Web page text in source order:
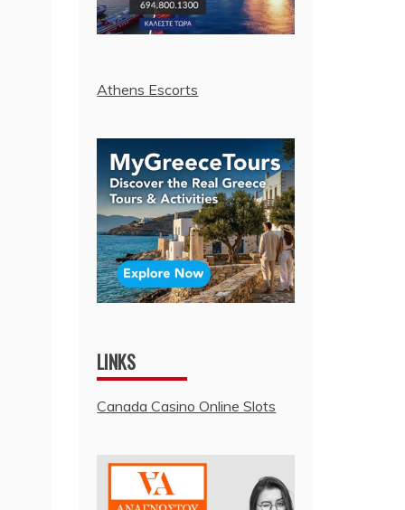
Athens Escorts
LINKS
Canada Casino Online Slots